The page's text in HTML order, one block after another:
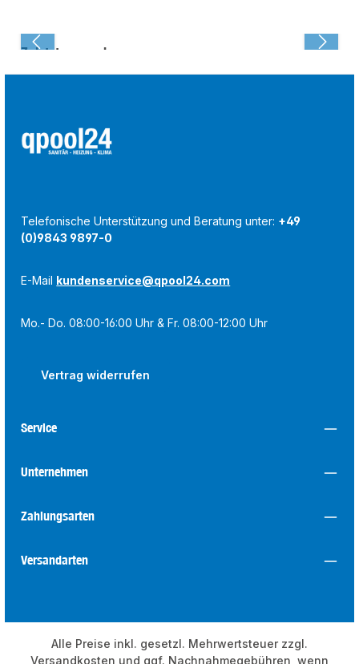
Zuletzt angesehen:
Telefonische Unterstützung und Beratung unter: +49
(0)9843 9897-0
E-Mail kundenservice@qpool24.com
Mo.- Do. 08:00-16:00 Uhr & Fr. 08:00-12:00 Uhr
Vertrag widerrufen
Service
Unternehmen
Zahlungsarten
Versandarten
Alle Preise inkl. gesetzl. Mehrwertsteuer zzgl.
Versandkosten und ggf. Nachnahmegebühren, wenn